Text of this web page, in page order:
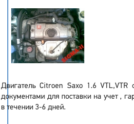
Двигатель Citroen Saxo 1.6
документами для поставки на учет ,
в течении 3-6 дней.